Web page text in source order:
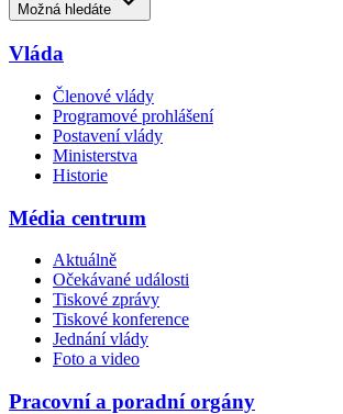
Možná hledáte
Vláda
Členové vlády
Programové prohlášení
Postavení vlády
Ministerstva
Historie
Média centrum
Aktuálně
Očekávané události
Tiskové zprávy
Tiskové konference
Jednání vlády
Foto a video
Pracovní a poradní orgány